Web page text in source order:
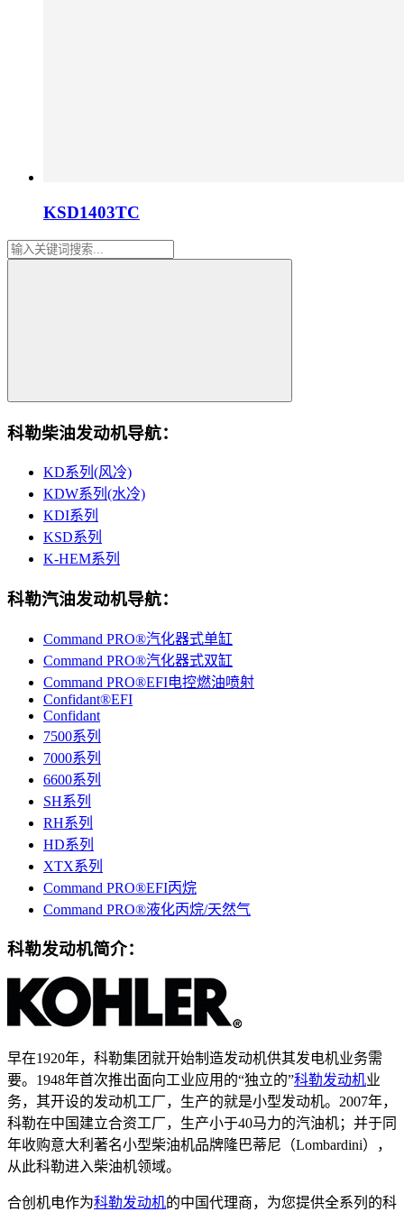
KSD1403TC
科勒柴油发动机导航：
KD系列(风冷)
KDW系列(水冷)
KDI系列
KSD系列
K-HEM系列
科勒汽油发动机导航：
Command PRO®汽化器式单缸
Command PRO®汽化器式双缸
Command PRO®EFI电控燃油喷射
Confidant®EFI
Confidant
7500系列
7000系列
6600系列
SH系列
RH系列
HD系列
XTX系列
Command PRO®EFI丙烷
Command PRO®液化丙烷/天然气
科勒发动机简介：
早在1920年，科勒集团就开始制造发动机供其发电机业务需
要。1948年首次推出面向工业应用的“独立的”科勒发动机业
务，其开设的发动机工厂，生产的就是小型发动机。2007年，
科勒在中国建立合资工厂，生产小于40马力的汽油机；并于同
年收购意大利著名小型柴油机品牌隆巴蒂尼（Lombardini），
从此科勒进入柴油机领域。
合创机电作为科勒发动机的中国代理商，为您提供全系列的科